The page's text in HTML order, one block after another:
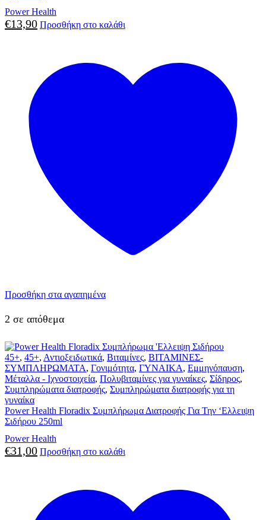
Power Health
€13,90 Προσθήκη στο καλάθι
Προσθήκη στα αγαπημένα
2 σε απόθεμα
45+, 45+, Αντιοξειδωτικά, Βιταμίνες, ΒΙΤΑΜΙΝΕΣ-
ΣΥΜΠΛΗΡΩΜΑΤΑ, Γονιμότητα, ΓΥΝΑΙΚΑ, Εμμηνόπαυση,
Μέταλλα - Ιχνοστοιχεία, Πολυβιταμίνες για γυναίκες, Σίδηρος,
Συμπληρώματα διατροφής, Συμπληρώματα διατροφής για τη
γυναίκα
Power Health Floradix Συμπλήρωμα Διατροφής Για Την ‘Ελλειψη
Σιδήρου 250ml
Power Health
€31,00 Προσθήκη στο καλάθι